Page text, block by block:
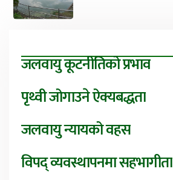
जलवायु कूटनीतिको प्रभाव
पृथ्वी जोगाउने ऐक्यबद्धता
जलवायु न्यायको वहस
विपद् व्यवस्थापनमा सहभागीता